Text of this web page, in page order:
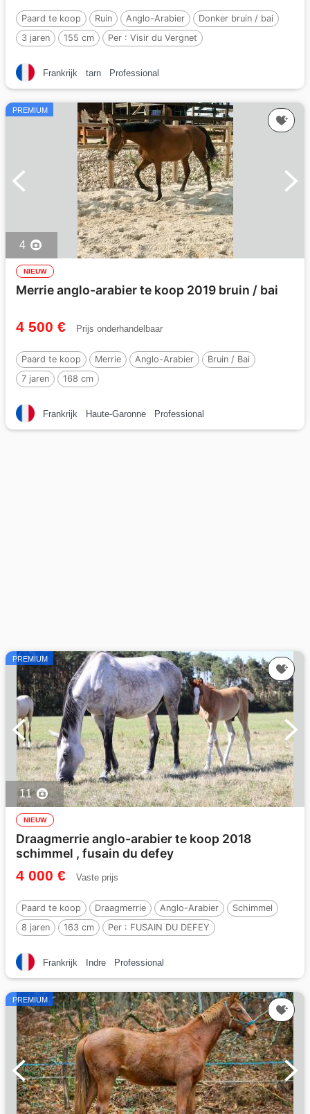
Paard te koop Ruin Anglo-Arabier
Donker bruin / bai
3 jaren
155 cm Per : Visir du Vergnet
Frankrijk tarn Professional
PREMIUM
4
NIEUW
Merrie anglo-arabier te koop 2019 bruin / bai
4 500 € Prijs onderhandelbaar
Paard te koop Merrie Anglo-Arabier
Bruin / Bai
7 jaren
168 cm
Frankrijk Haute-Garonne Professional
PREMIUM
11
NIEUW
Draagmerrie anglo-arabier te koop 2018
schimmel , fusain du defey
4 000 € Vaste prijs
Paard te koop Draagmerrie Anglo-Arabier
Schimmel
8 jaren
163 cm Per : FUSAIN DU DEFEY
Frankrijk Indre Professional
PREMIUM